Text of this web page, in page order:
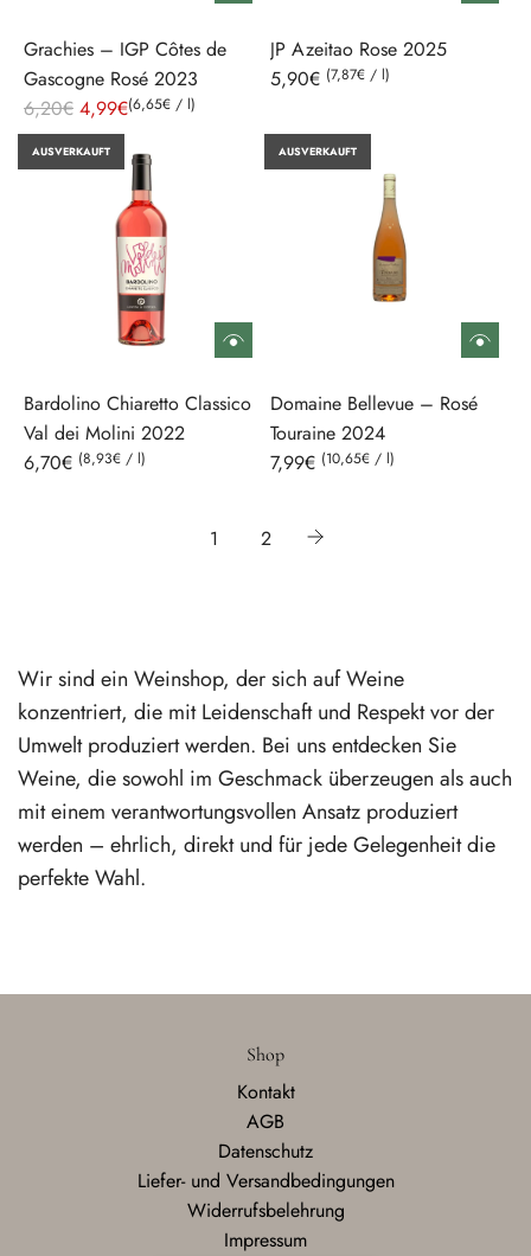
Grachies – IGP Côtes de
Gascogne Rosé 2023
R
e
g
r
e
i
6,20€ 4,99€(6,65€ / l)
JP Azeitao Rose 2025
5,90€ (7,87€ / l)
AUSVERKAUFT
Bardolino Chiaretto Classico
Val dei Molini 2022
6,70€ (8,93€ / l)
AUSVERKAUFT
Domaine Bellevue – Rosé
Touraine 2024
7,99€ (10,65€ / l)
1 2
Wir sind ein Weinshop, der sich auf Weine
konzentriert, die mit Leidenschaft und Respekt vor der
Umwelt produziert werden. Bei uns entdecken Sie
Weine, die sowohl im Geschmack überzeugen als auch
mit einem verantwortungsvollen Ansatz produziert
werden – ehrlich, direkt und für jede Gelegenheit die
perfekte Wahl.
Shop
Kontakt
AGB
Datenschutz
Liefer- und Versandbedingungen
Widerrufsbelehrung
Impressum